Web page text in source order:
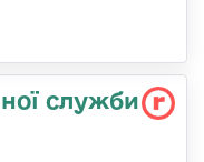
служби